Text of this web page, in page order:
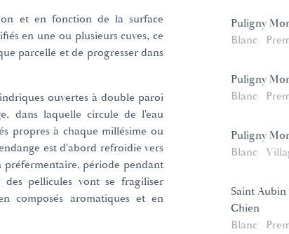
et en fonction de la surface
en une ou plusieurs cuves, ce
parcelle et de progresser dans
ouvertes à double paroi
dans laquelle circule de l'eau
propres à chaque millésime ou
est d'abord refroidie vers
préfermentaire, période pendant
des pellicules vont se fragiliser
composés aromatiques et en
Puligny
Blanc
Puligny
Blanc
Puligny
Blanc
Saint Aubin
Chien
Blanc